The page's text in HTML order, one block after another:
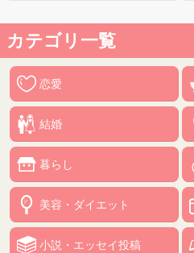
カテゴリ一覧
恋愛
結婚
暮らし
美容・ダイエット
小説・エッセイ投稿